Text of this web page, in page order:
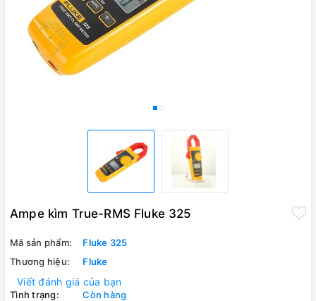
Ampe kìm True-RMS Fluke 325
Mã sản phẩm:
Fluke 325
Thương hiệu:
Fluke
Viết đánh giá của bạn
Tình trạng: Còn hàng